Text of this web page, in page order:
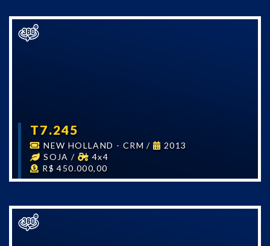
T7.245
NEW HOLLAND - CRM /
2013
SOJA /
4x4
R$ 450.000,00